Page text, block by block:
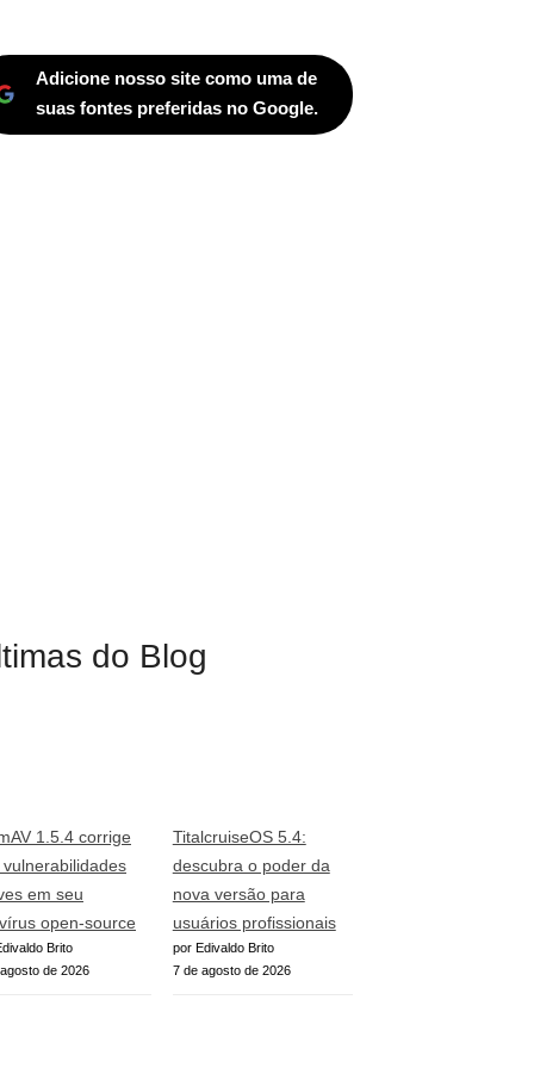
Adicione nosso site como uma de
suas fontes preferidas no Google.
do Blog
1.5.4 corrige
vulnerabilidades
em seu
open-source
Brito
de 2026
TitalcruiseOS 5.4:
descubra o poder da
nova versão para
usuários profissionais
por Edivaldo Brito
7 de agosto de 2026